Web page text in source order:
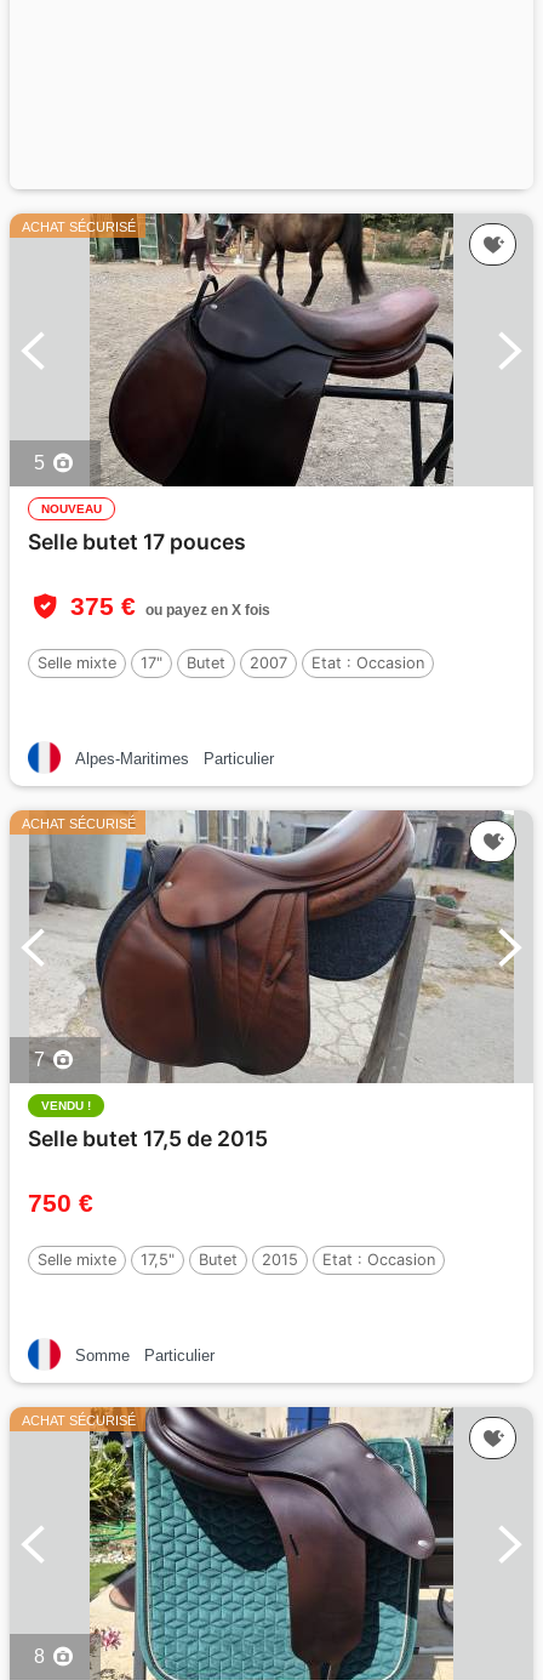
ACHAT SÉCURISÉ
5
NOUVEAU
Selle butet 17 pouces
375 € ou payez en X fois
Selle mixte 17" Butet 2007 Etat : Occasion
Alpes-Maritimes Particulier
ACHAT SÉCURISÉ
7
VENDU !
Selle butet 17,5 de 2015
750 €
Selle mixte 17,5" Butet 2015 Etat : Occasion
Somme Particulier
ACHAT SÉCURISÉ
8